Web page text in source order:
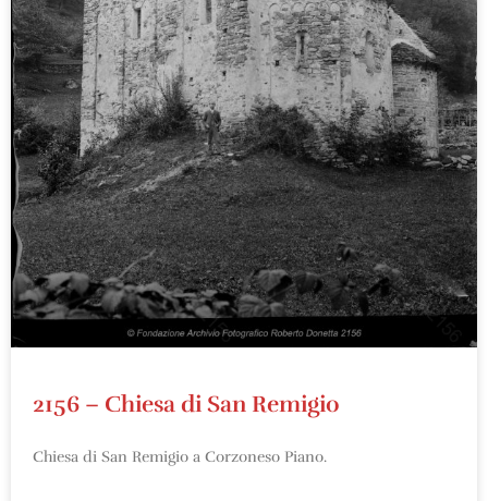
2156 – Chiesa di San Remigio
Chiesa di San Remigio a Corzoneso Piano.